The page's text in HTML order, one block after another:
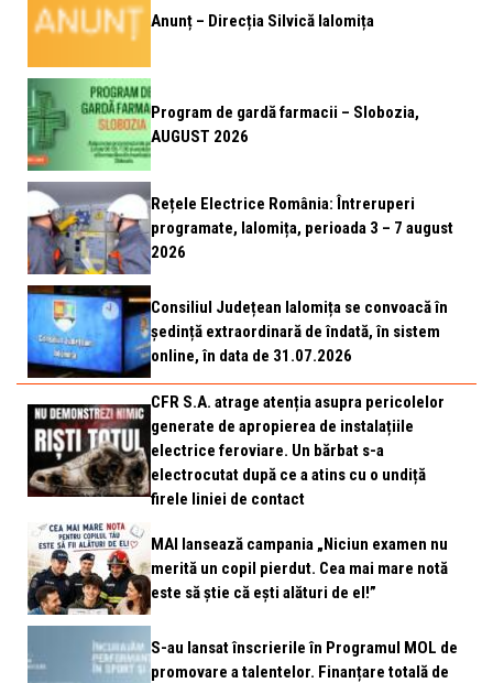
Anunț – Direcția Silvică Ialomița
Program de gardă farmacii – Slobozia,
AUGUST 2026
Rețele Electrice România: Întreruperi
programate, Ialomița, perioada 3 – 7 august
2026
Consiliul Județean Ialomița se convoacă în
ședință extraordinară de îndată, în sistem
online, în data de 31.07.2026
CFR S.A. atrage atenția asupra pericolelor
generate de apropierea de instalațiile
electrice feroviare. Un bărbat s-a
electrocutat după ce a atins cu o undiță
firele liniei de contact
MAI lansează campania „Niciun examen nu
merită un copil pierdut. Cea mai mare notă
este să știe că ești alături de el!”
S-au lansat înscrierile în Programul MOL de
promovare a talentelor. Finanțare totală de